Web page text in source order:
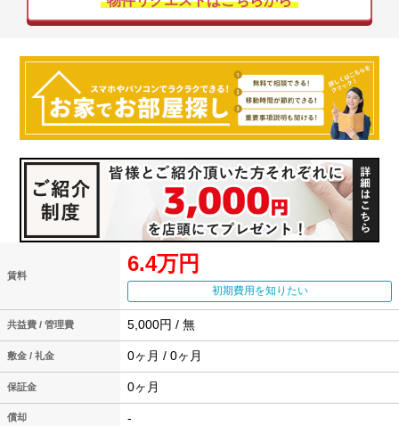
賃料 6.4万円
初期費用を知りたい
共益費 / 管理費 5,000円 / 無
敷金 / 礼金 0ヶ月 / 0ヶ月
保証金 0ヶ月
償却 -